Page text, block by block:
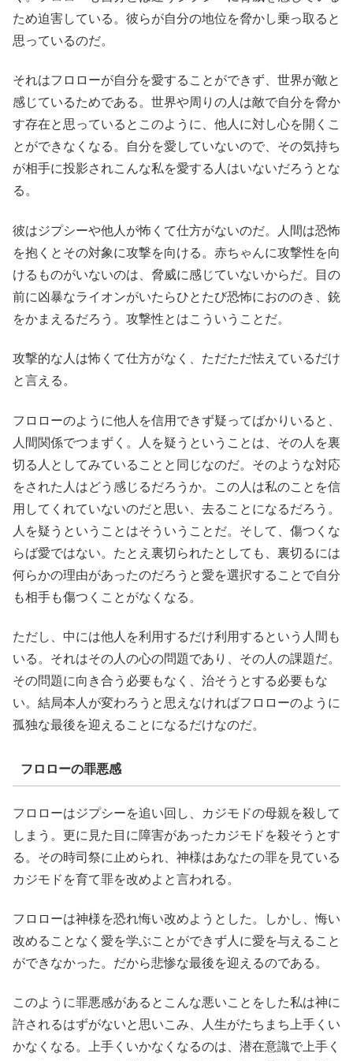
ため迫害している。彼らが自分の地位を脅かし乗っ取ると
思っているのだ。
それはフロローが自分を愛することができず、世界が敵と
感じているためである。世界や周りの人は敵で自分を脅か
す存在と思っているとこのように、他人に対し心を開くこ
とができなくなる。自分を愛していないので、その気持ち
が相手に投影されこんな私を愛する人はいないだろうとな
る。
彼はジプシーや他人が怖くて仕方がないのだ。人間は恐怖
を抱くとその対象に攻撃を向ける。赤ちゃんに攻撃性を向
けるものがいないのは、脅威に感じていないからだ。目の
前に凶暴なライオンがいたらひとたび恐怖におののき、銃
をかまえるだろう。攻撃性とはこういうことだ。
攻撃的な人は怖くて仕方がなく、ただただ怯えているだけ
と言える。
フロローのように他人を信用できず疑ってばかりいると、
人間関係でつまずく。人を疑うということは、その人を裏
切る人としてみていることと同じなのだ。そのような対応
をされた人はどう感じるだろうか。この人は私のことを信
用してくれていないのだと思い、去ることになるだろう。
人を疑うということはそういうことだ。そして、傷つくな
らば愛ではない。たとえ裏切られたとしても、裏切るには
何らかの理由があったのだろうと愛を選択することで自分
も相手も傷つくことがなくなる。
ただし、中には他人を利用するだけ利用するという人間も
いる。それはその人の心の問題であり、その人の課題だ。
その問題に向き合う必要もなく、治そうとする必要もな
い。結局本人が変わろうと思えなければフロローのように
孤独な最後を迎えることになるだけなのだ。
フロローの罪悪感
フロローはジプシーを追い回し、カジモドの母親を殺して
しまう。更に見た目に障害があったカジモドを殺そうとす
る。その時司祭に止められ、神様はあなたの罪を見ている
カジモドを育て罪を改めよと言われる。
フロローは神様を恐れ悔い改めようとした。しかし、悔い
改めることなく愛を学ぶことができず人に愛を与えること
ができなかった。だから悲惨な最後を迎えるのである。
このように罪悪感があるとこんな悪いことをした私は神に
許されるはずがないと思いこみ、人生がたちまち上手くい
かなくなる。上手くいかなくなるのは、潜在意識で上手く